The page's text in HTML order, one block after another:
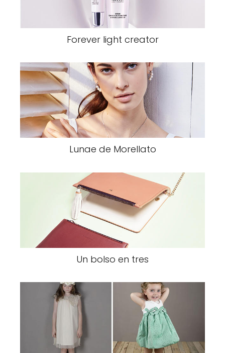
Forever light creator
Lunae de Morellato
Un bolso en tres